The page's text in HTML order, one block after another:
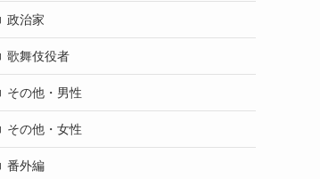
政治家
歌舞伎役者
その他・男性
その他・女性
番外編